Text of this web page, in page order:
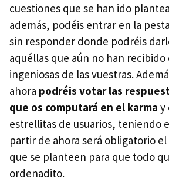
cuestiones que se han ido
además, podéis entrar en la
sin responder donde podréis
aquéllas que aún no han
ingeniosas de las vuestras.
ahora podréis votar las
que os computará en el karma y
estrellitas de usuarios, teniendo
partir de ahora será obligatorio el
que se planteen para que todo
ordenadito.